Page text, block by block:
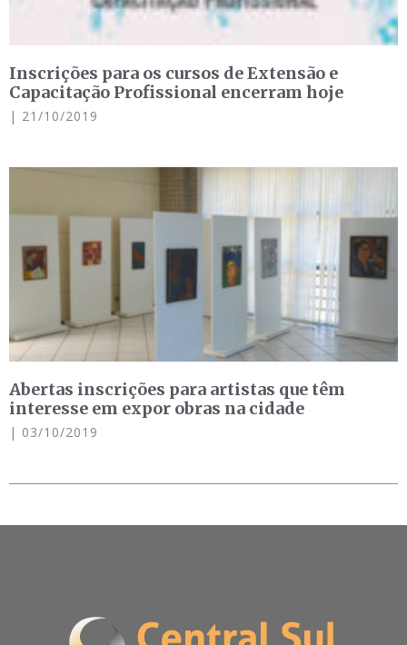
Inscrições para os cursos de Extensão e
Capacitação Profissional encerram hoje
21/10/2019
Abertas inscrições para artistas que têm
interesse em expor obras na cidade
03/10/2019